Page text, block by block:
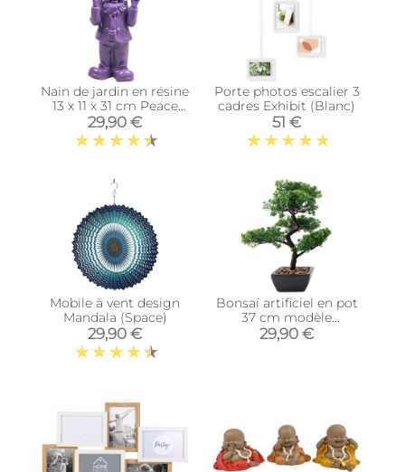
Nain de jardin en résine
13 x 11 x 31 cm Peace
(Violet)
29,90 €
Porte photos escalier 3
cadres Exhibit (Blanc)
51 €
Mobile à vent design
Mandala (Space)
29,90 €
Bonsaï artificiel en pot
37 cm modèle
aléatoire
29,90 €